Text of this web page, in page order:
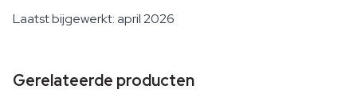
Laatst bijgewerkt: april 2026
Gerelateerde producten